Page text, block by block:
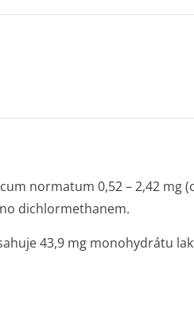
normatum 0,52 – 2,42 mg
dichlormethanem.
43,9 mg monohydrátu